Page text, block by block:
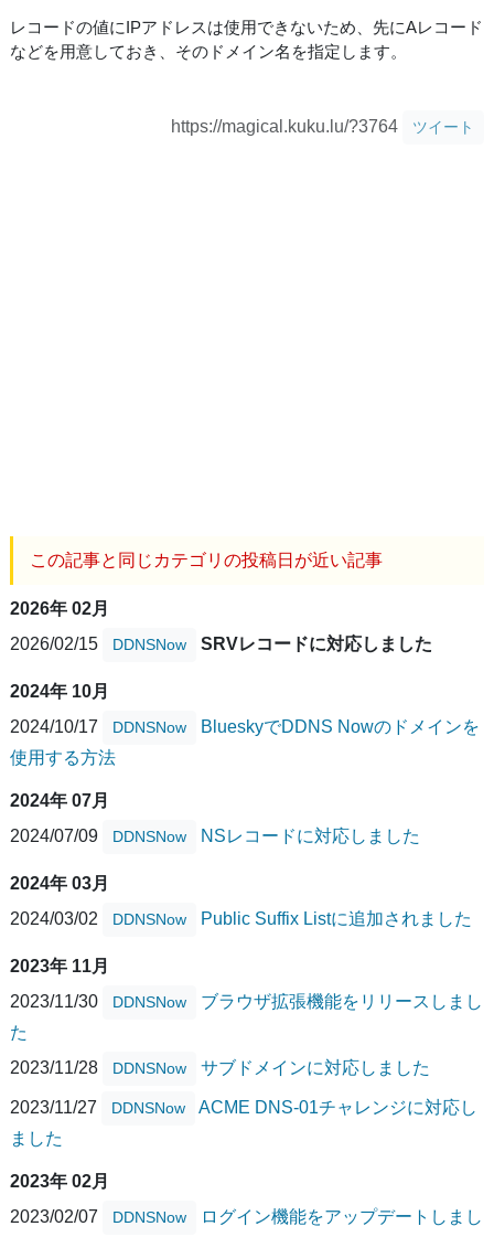
レコードの値にIPアドレスは使用できないため、先にAレコード
などを用意しておき、そのドメイン名を指定します。
https://magical.kuku.lu/?3764 ツイート
この記事と同じカテゴリの投稿日が近い記事
2026年 02月
2026/02/15
DDNSNow SRVレコードに対応しました
2024年 10月
2024/10/17
DDNSNow
BlueskyでDDNS Nowのドメインを
使用する方法
2024年 07月
2024/07/09
DDNSNow NSレコードに対応しました
2024年 03月
2024/03/02
DDNSNow Public Suffix Listに追加されました
2023年 11月
2023/11/30
DDNSNow
ブラウザ拡張機能をリリースしまし
た
2023/11/28
DDNSNow サブドメインに対応しました
2023/11/27 DDNSNow
ACME DNS-01チャレンジに対応し
ました
2023年 02月
2023/02/07
DDNSNow
ログイン機能をアップデートしまし